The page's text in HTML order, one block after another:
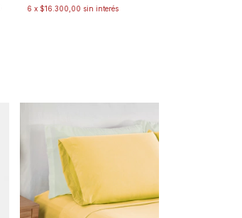
6 x $16.300,00 sin interés